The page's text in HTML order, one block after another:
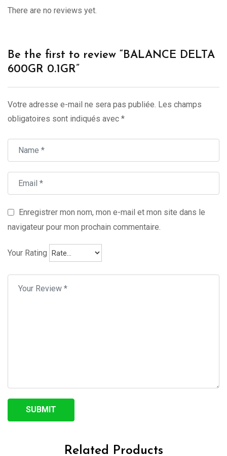
There are no reviews yet.
Be the first to review “BALANCE DELTA
600GR 0.1GR”
Votre adresse e-mail ne sera pas publiée. Les champs
obligatoires sont indiqués avec *
Enregistrer mon nom, mon e-mail et mon site dans le
navigateur pour mon prochain commentaire.
Your Rating
Related Products